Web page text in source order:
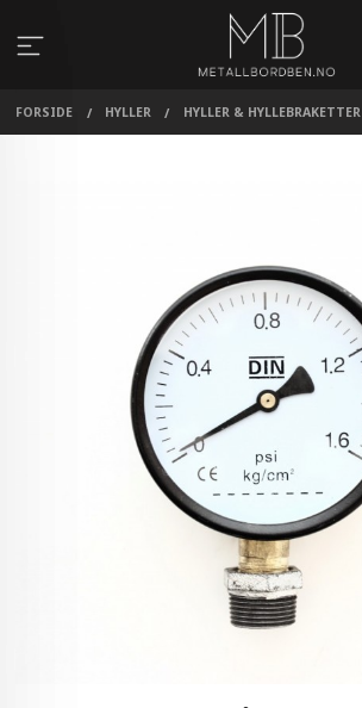
innholdet
FORSIDE HYLLER HYLLER & HYLLEBRAKETTER